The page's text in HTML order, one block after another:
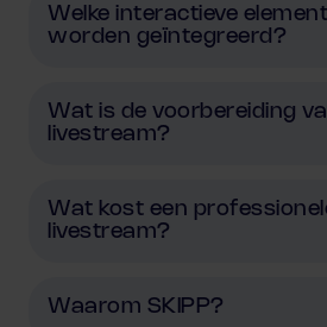
Welke interactieve
worden geïntegreerd?
Wat is de voorbereiding
livestream?
Wat kost een
livestream?
Waarom SKIPP?